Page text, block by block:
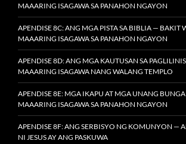
MAAARING ISAGAWA SA PANAHON NGAYON
APENDISE 8C: ANG MGA PISTA SA BIBLIA — BAKIT
MAAARING ISAGAWA SA PANAHON NGAYON
APENDISE 8D: ANG MGA KAUTUSAN SA
MAAARING ISAGAWA NANG WALANG TEMPLO
APENDISE 8E: MGA IKAPU AT MGA UNANG
MAAARING ISAGAWA SA PANAHON NGAYON
APENDISE 8F: ANG SERBISYO NG KOMUNYON —
NI JESUS AY ANG PASKUWA